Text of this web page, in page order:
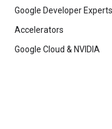
Google Developer Experts
Accelerators
Google Cloud & NVIDIA